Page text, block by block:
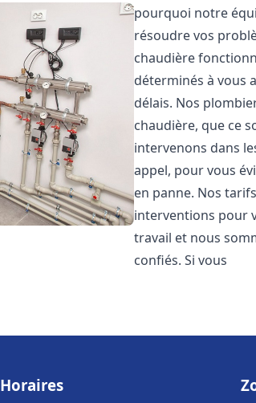
pourquoi notre
résoudre vos
chaudière
déterminés à vous
délais. Nos
chaudière, que ce
intervenons dans
appel, pour vous
en panne. Nos
interventions pour
travail et nous
confiés. Si vous
Horaires